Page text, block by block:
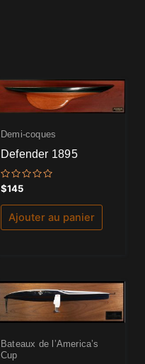
Demi-coques
Defender 1895
Note
0
sur
$145
Ajouter au panier
Bateaux de l’America’s
Cup